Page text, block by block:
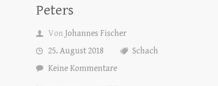
Peters
Von Johannes Fischer
25. August 2018
Schach
Keine Kommentare